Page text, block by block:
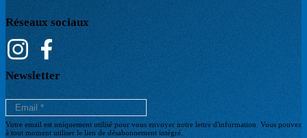
Réseaux sociaux
Newsletter
Votre email est uniquement utilisé pour vous envoyer notre lettre d'information. Vous pouvez
à tout moment utiliser le lien de désabonnement intégré.